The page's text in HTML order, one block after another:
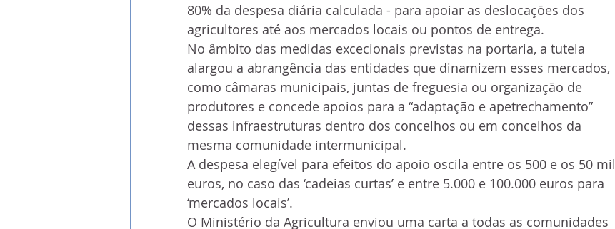
80% da despesa diária calculada - para apoiar as deslocações dos
agricultores até aos mercados locais ou pontos de entrega.
No âmbito das medidas excecionais previstas na portaria, a tutela
alargou a abrangência das entidades que dinamizem esses mercados,
como câmaras municipais, juntas de freguesia ou organização de
produtores e concede apoios para a “adaptação e apetrechamento”
dessas infraestruturas dentro dos concelhos ou em concelhos da
mesma comunidade intermunicipal.
A despesa elegível para efeitos do apoio oscila entre os 500 e os 50 mil
euros, no caso das ‘cadeias curtas’ e entre 5.000 e 100.000 euros para
‘mercados locais’.
O Ministério da Agricultura enviou uma carta a todas as comunidades